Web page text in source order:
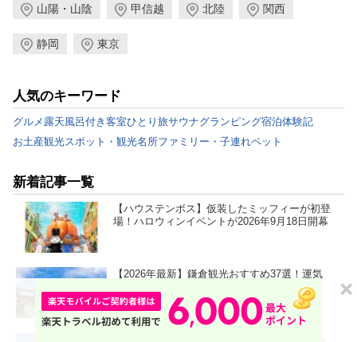
山陽・山陰 甲信越 北陸 関西
静岡 東京
人気のキーワード
グルメ 露天風呂付き客室ひとり旅サウナグランピング宿泊体験記
お土産観光スポット・観光名所ファミリー・子連れペット
新着記事一覧
【ハウステンボス】仮装したミッフィーが初登
場！ハロウィンイベントが2026年9月18日開幕
【2026年最新】鎌倉観光おすすめ37選！運気